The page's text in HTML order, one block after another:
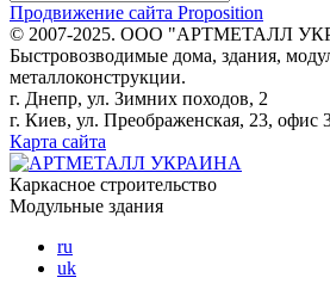
Продвижение сайта Proposition
© 2007-2025. ООО "AРТМЕТАЛЛ
Быстровозводимые дома, здания,
металлоконструкции.
г. Днепр, ул. Зимних походов, 2
г. Киев, ул. Преображенская, 23, офис
Карта сайта
Каркасное строительство
Модульные здания
ru
uk